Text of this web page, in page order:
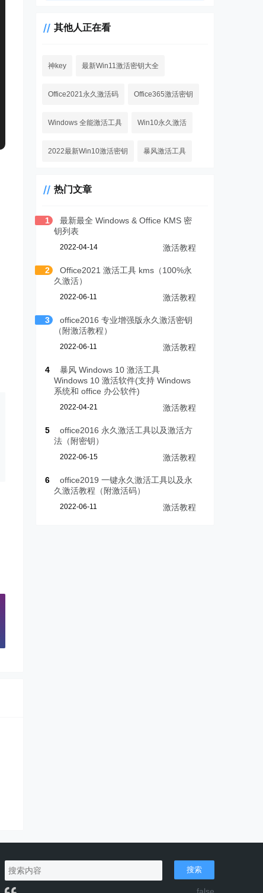
其他人正在看
神key 最新Win11激活密钥大全
Office2021永久激活码 Office365激活密钥
Windows 全能激活工具 Win10永久激活
2022最新Win10激活密钥 暴风激活工具
热门文章
1
最新最全 Windows & Office KMS 密
钥列表
2022-04-14 激活教程
2
Office2021 激活工具 kms（100%永
久激活）
2022-06-11 激活教程
3
office2016 专业增强版永久激活密钥
（附激活教程）
2022-06-11 激活教程
4
暴风 Windows 10 激活工具
Windows 10 激活软件(支持 Windows
系统和 office 办公软件)
2022-04-21 激活教程
5
office2016 永久激活工具以及激活方
法（附密钥）
2022-06-15 激活教程
6
office2019 一键永久激活工具以及永
久激活教程（附激活码）
2022-06-11 激活教程
搜索